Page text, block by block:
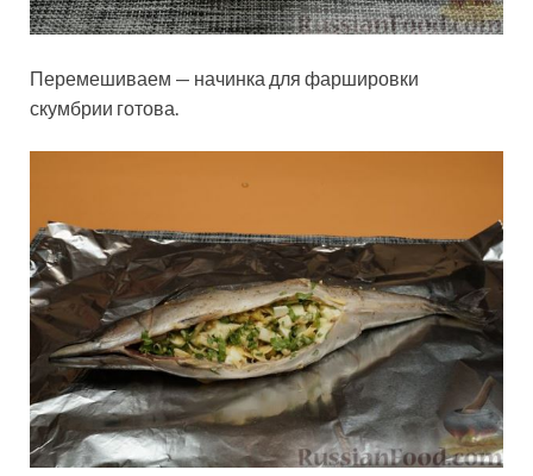
Перемешиваем — начинка для фаршировки
скумбрии готова.